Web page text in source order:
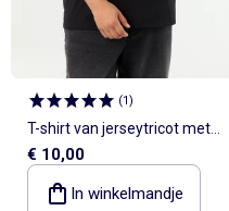
(1)
T-shirt van jerseytricot met
print en korte mouwen
€ 10,00
In winkelmandje